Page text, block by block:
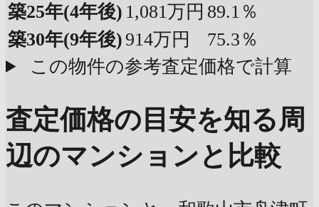
築25年(4年後) 1,081万円 89.1％
築30年(9年後)914万円
75.3％
この物件の参考査定価格で計算
査定価格の目安を知る周
辺のマンションと比較